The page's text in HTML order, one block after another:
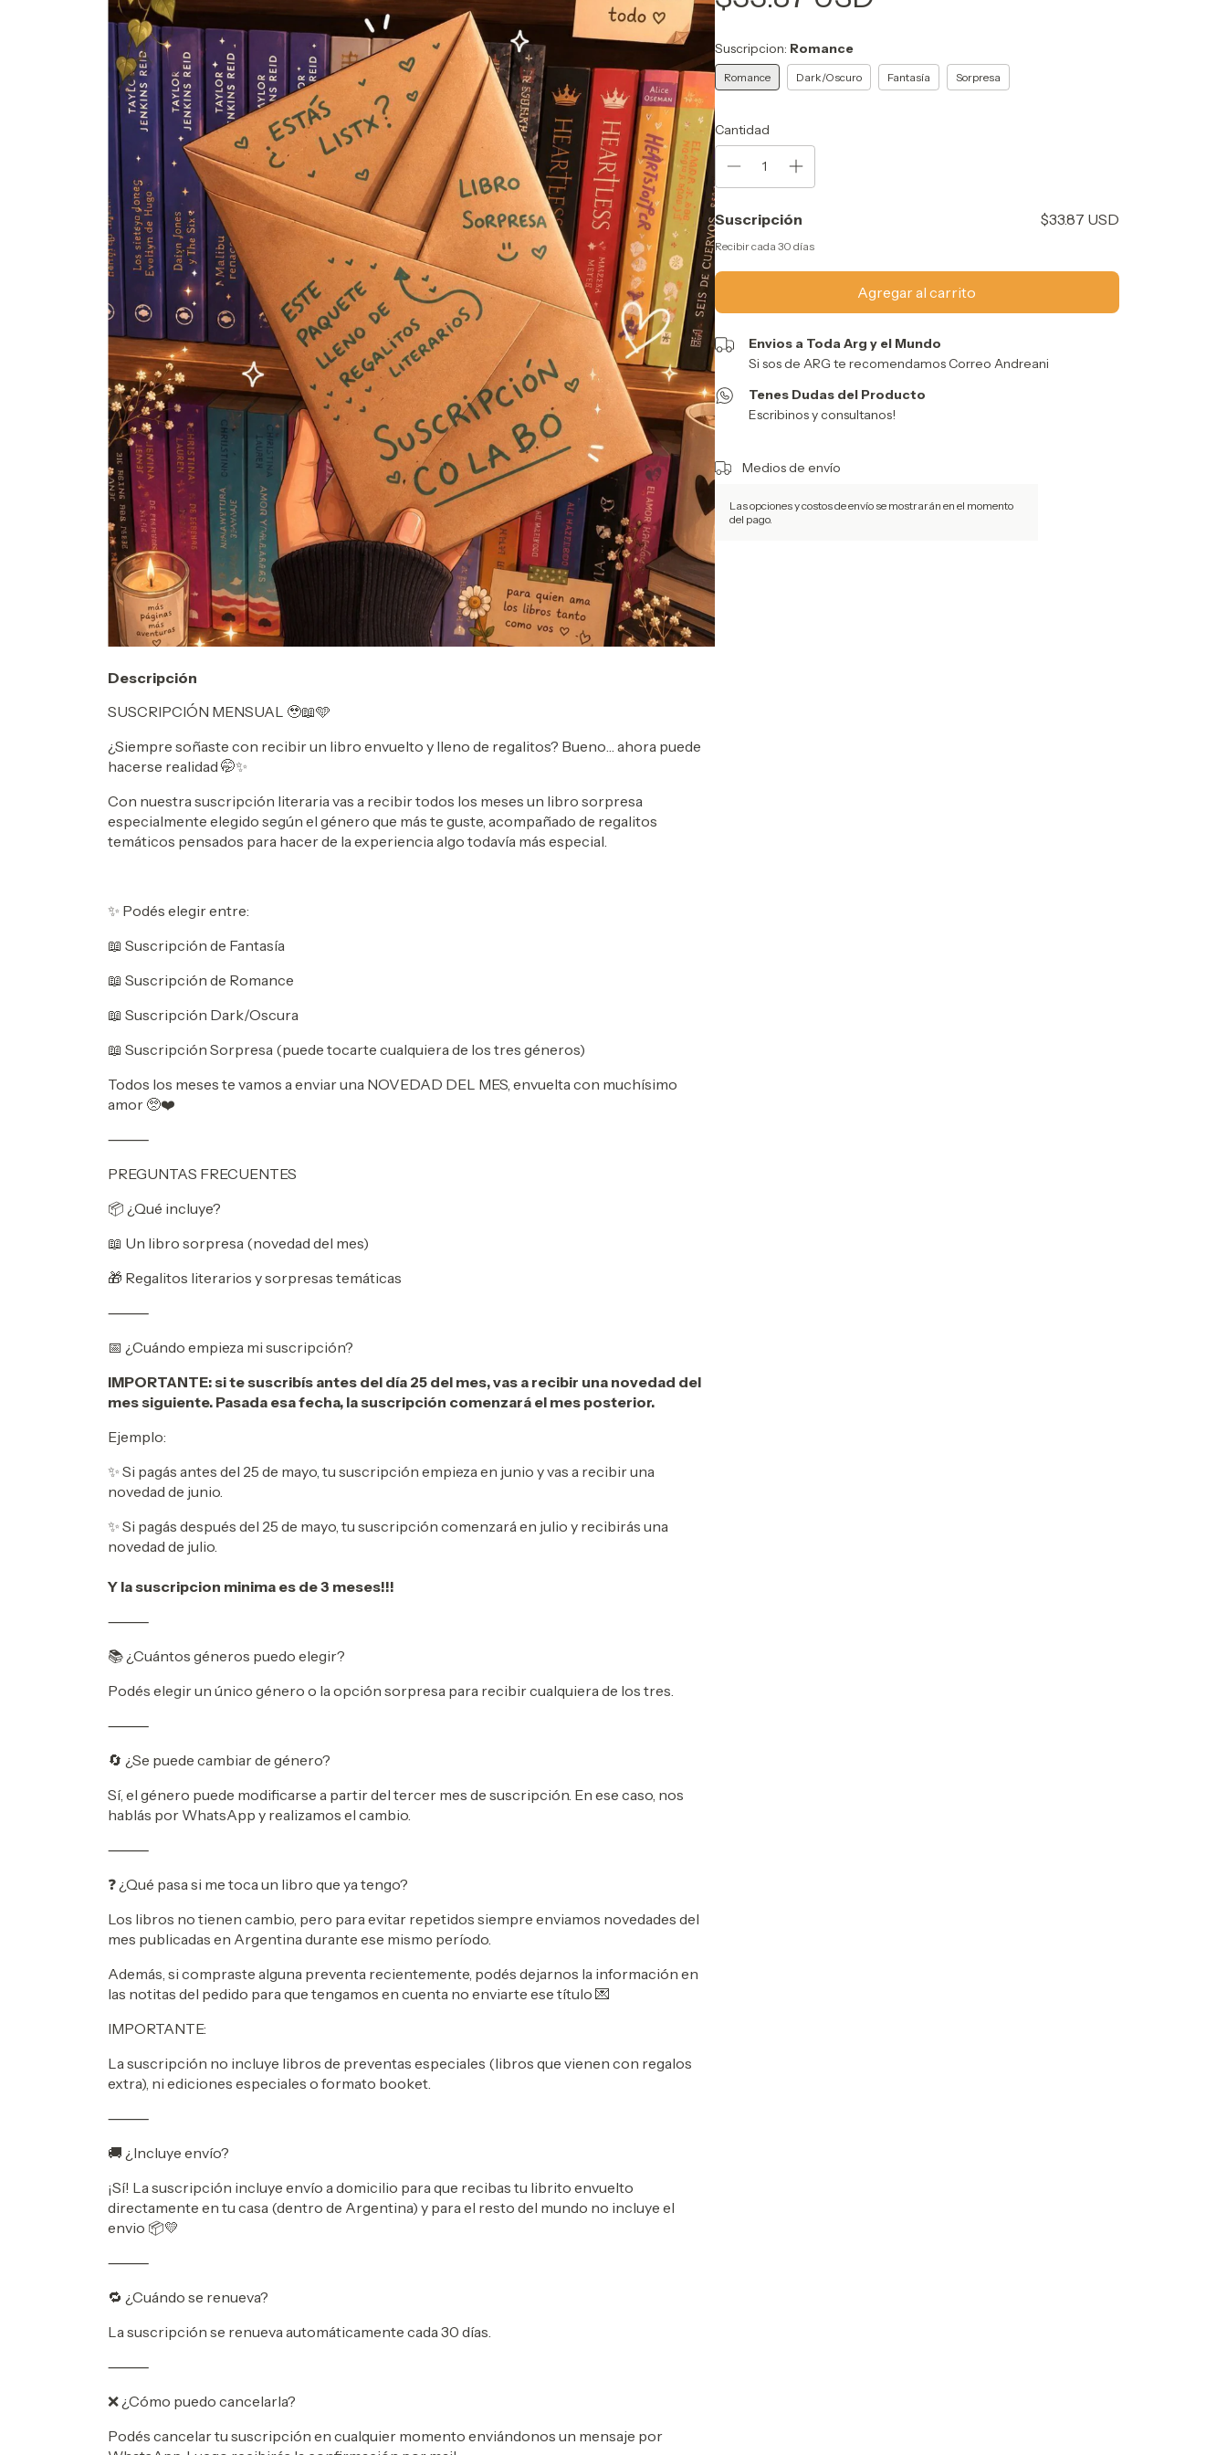
Suscripcion: Romance
Romance Dark/Oscuro Fantasía Sorpresa
Cantidad
Suscripción
Recibir cada 30 días
$33.87 USD
Envios a Toda Arg y el Mundo
Si sos de ARG te recomendamos Correo Andreani
Tenes Dudas del Producto
Escribinos y consultanos!
Medios de envío
Las opciones y costos de envío se mostrarán en el momento
del pago.
Descripción
SUSCRIPCIÓN MENSUAL 🥹📖🩵
¿Siempre soñaste con recibir un libro envuelto y lleno de regalitos? Bueno… ahora puede
hacerse realidad 🤭✨
Con nuestra suscripción literaria vas a recibir todos los meses un libro sorpresa
especialmente elegido según el género que más te guste, acompañado de regalitos
temáticos pensados para hacer de la experiencia algo todavía más especial.
✨ Podés elegir entre:
📖 Suscripción de Fantasía
📖 Suscripción de Romance
📖 Suscripción Dark/Oscura
📖 Suscripción Sorpresa (puede tocarte cualquiera de los tres géneros)
Todos los meses te vamos a enviar una NOVEDAD DEL MES, envuelta con muchísimo
amor 🥺❤️
⸻
PREGUNTAS FRECUENTES
📦 ¿Qué incluye?
📖 Un libro sorpresa (novedad del mes)
🎁 Regalitos literarios y sorpresas temáticas
⸻
📅 ¿Cuándo empieza mi suscripción?
IMPORTANTE: si te suscribís antes del día 25 del mes, vas a recibir una novedad del
mes siguiente. Pasada esa fecha, la suscripción comenzará el mes posterior.
Ejemplo:
✨ Si pagás antes del 25 de mayo, tu suscripción empieza en junio y vas a recibir una
novedad de junio.
✨ Si pagás después del 25 de mayo, tu suscripción comenzará en julio y recibirás una
novedad de julio.
Y la suscripcion minima es de 3 meses!!!
⸻
📚 ¿Cuántos géneros puedo elegir?
Podés elegir un único género o la opción sorpresa para recibir cualquiera de los tres.
⸻
🔄 ¿Se puede cambiar de género?
Sí, el género puede modificarse a partir del tercer mes de suscripción. En ese caso, nos
hablás por WhatsApp y realizamos el cambio.
⸻
❓ ¿Qué pasa si me toca un libro que ya tengo?
Los libros no tienen cambio, pero para evitar repetidos siempre enviamos novedades del
mes publicadas en Argentina durante ese mismo período.
Además, si compraste alguna preventa recientemente, podés dejarnos la información en
las notitas del pedido para que tengamos en cuenta no enviarte ese título 💌
IMPORTANTE:
La suscripción no incluye libros de preventas especiales (libros que vienen con regalos
extra), ni ediciones especiales o formato booket.
⸻
🚚 ¿Incluye envío?
¡Sí! La suscripción incluye envío a domicilio para que recibas tu librito envuelto
directamente en tu casa (dentro de Argentina) y para el resto del mundo no incluye el
envio 📦💛
⸻
🔁 ¿Cuándo se renueva?
La suscripción se renueva automáticamente cada 30 días.
⸻
❌ ¿Cómo puedo cancelarla?
Podés cancelar tu suscripción en cualquier momento enviándonos un mensaje por